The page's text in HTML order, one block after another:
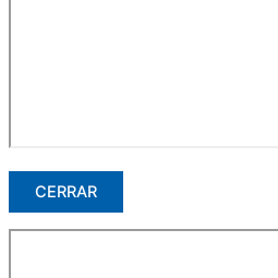
CERRAR